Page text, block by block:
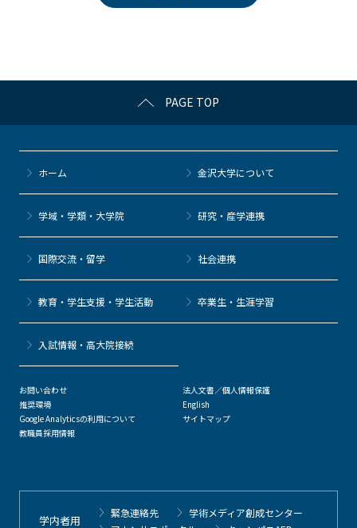
k
PAGE TOP
ホーム 金沢大学について
学域・学類・大学院 研究・産学連携
国際交流・留学 社会連携
教育・学生支援・学生活動 卒業生・生涯学習
⼊試情報・高大院接続
お問い合わせ
推奨環境
Google Analyticsの利用について
教職員採用情報
法人文書／個人情報保護
English
サイトマップ
学内者用
緊急連絡先
学術メディア創成センター